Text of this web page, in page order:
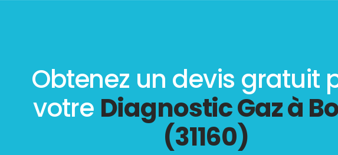
Obtenez un devis gratuit
votre Diagnostic Gaz à
(31160)